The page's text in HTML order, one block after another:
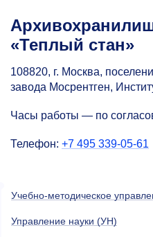
«Теплый стан»
108820, г. Москва,
завода Мосрентген,
Часы работы — по
Телефон: +7 495 339-05-61
Учебно-методическое
Управление науки (УН)